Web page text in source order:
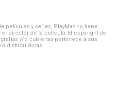
películas y series, PlayMax no tiene
director de la película. El copyright de
y/o cubiertas pertenece a sus
o distribuidoras.